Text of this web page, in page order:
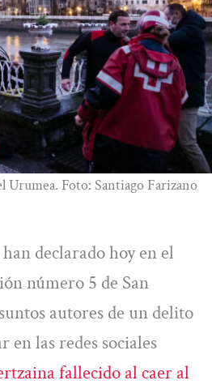
Urumea. Foto: Santiago Farizano
han declarado hoy en el
número 5 de San
autores de un delito
en las redes sociales
fallecido al caer al